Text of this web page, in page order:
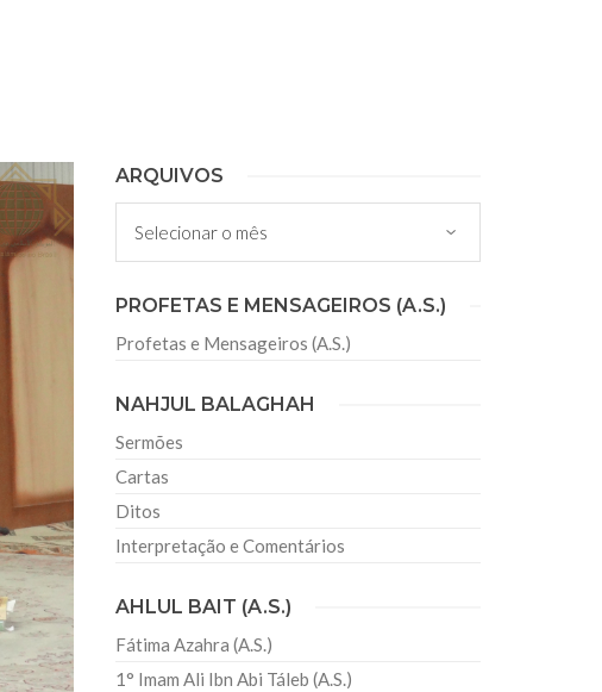
ARQUIVOS
Arquivos
PROFETAS E MENSAGEIROS (A.S.)
Profetas e Mensageiros (A.S.)
NAHJUL BALAGHAH
Sermões
Cartas
Ditos
Interpretação e Comentários
AHLUL BAIT (A.S.)
Fátima Azahra (A.S.)
1° Imam Ali Ibn Abi Táleb (A.S.)